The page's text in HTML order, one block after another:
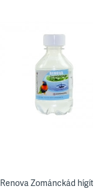
Renova Zománckád hígító